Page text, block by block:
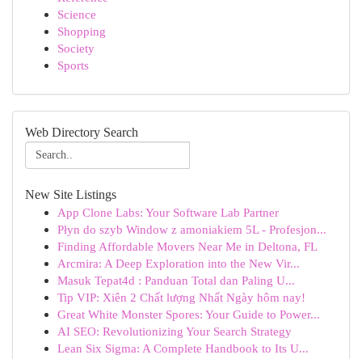
Science
Shopping
Society
Sports
Web Directory Search
New Site Listings
App Clone Labs: Your Software Lab Partner
Płyn do szyb Window z amoniakiem 5L - Profesjon...
Finding Affordable Movers Near Me in Deltona, FL
Arcmira: A Deep Exploration into the New Vir...
Masuk Tepat4d : Panduan Total dan Paling U...
Tip VIP: Xiên 2 Chất lượng Nhất Ngày hôm nay!
Great White Monster Spores: Your Guide to Power...
AI SEO: Revolutionizing Your Search Strategy
Lean Six Sigma: A Complete Handbook to Its U...